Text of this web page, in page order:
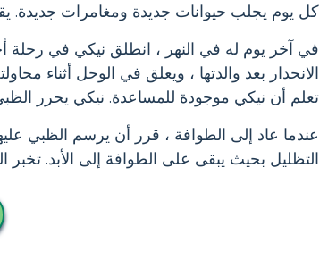
كل يوم يجلب حيوانات جديدة ومغامرات جديدة.
في آخر يوم له في النهر ، انطلق نيكي في
الانحدار بعد والدتها ، ويعلق في الوحل أثناء
تعلم أن نيكي موجودة للمساعدة. نيكي يحرر
عندما عاد إلى الطوافة ، قرر أن يرسم الظبي
التظليل بحيث يبقى على الطوافة إلى الأبد. تخبر